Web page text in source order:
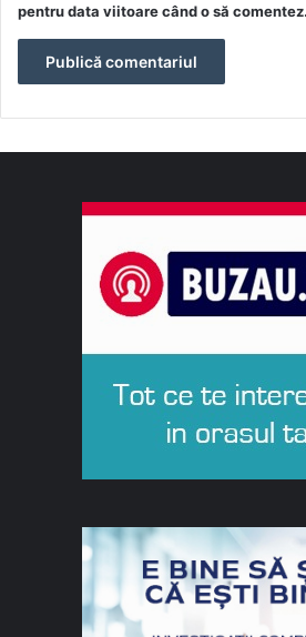
pentru data viitoare când o să comentez.